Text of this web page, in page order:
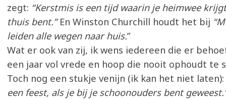
zegt: “Kerstmis is een tijd waarin je heimwee
thuis bent.”En Winston Churchill houdt het bij
leiden alle wegen naar huis.”
Wat er ook van zij, ik wens iedereen die er
een jaar vol vrede en hoop die nooit ophoudt te
Toch nog een stukje venijn (ik kan het niet laten):
een feest, als je bij je schoonouders bent